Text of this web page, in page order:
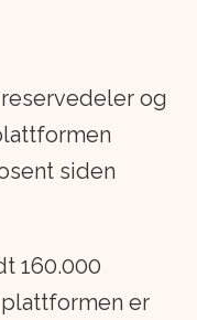
og
siden
160.000
er